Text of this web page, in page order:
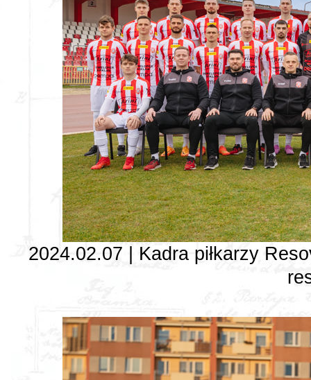
2024.02.07 | Kadra piłkarzy